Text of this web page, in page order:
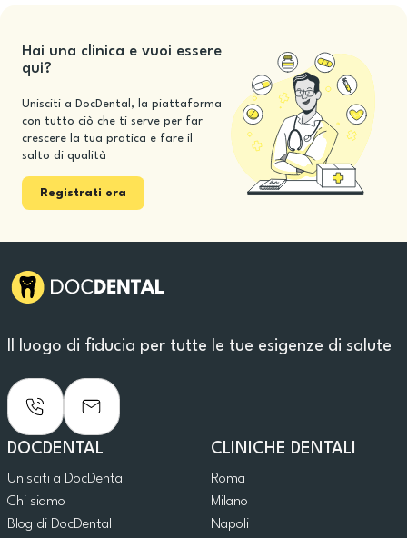
Hai una clinica e vuoi essere
qui?
Unisciti a DocDental, la piattaforma
con tutto ciò che ti serve per far
crescere la tua pratica e fare il
salto di qualità
Registrati ora
Il luogo di fiducia per tutte le tue esigenze di salute
DOCDENTAL
Unisciti a DocDental
Chi siamo
Blog di DocDental
CLINICHE DENTALI
Roma
Milano
Napoli